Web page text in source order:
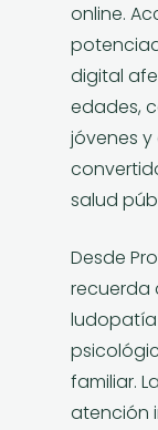
online.
digital
edades,
jóvenes
salud
Desde
recuerda
familiar.
atención